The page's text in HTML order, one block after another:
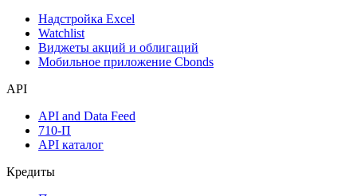
Надстройка Excel
Watchlist
Виджеты акций и облигаций
Мобильное приложение Cbonds
API
API and Data Feed
710-П
API каталог
Кредиты